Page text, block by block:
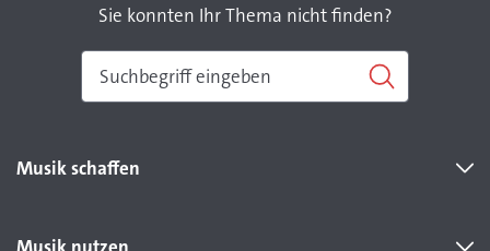
Sie konnten Ihr Thema nicht finden?
Musik schaffen